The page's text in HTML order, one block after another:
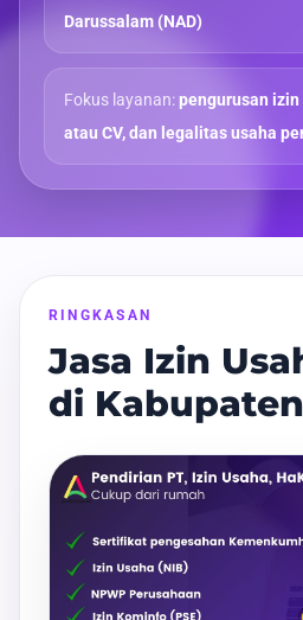
Darussalam (NAD)
Fokus layanan:pengurusan
atau CV, dan legalitas usaha
RINGKASAN
Jasa Izin
di